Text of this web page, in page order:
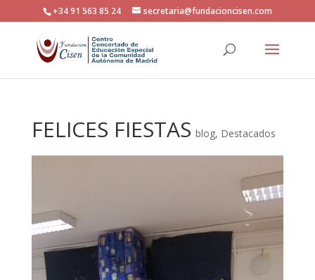
+34 91 563 85 24 secretaria@fundacioncisen.com
FELICES FIESTAS blog, Destacados